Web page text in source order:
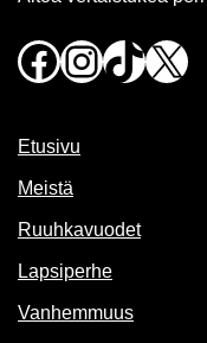
Facebook
Instagram
TikTok
X
Etusivu
Meistä
Ruuhkavuodet
Lapsiperhe
Vanhemmuus